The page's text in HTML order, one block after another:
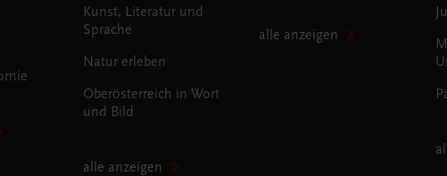
Kunst, Literatur und
Sprache
Natur erleben
Oberösterreich in Wort
und Bild
alle anzeigen
alle anzeigen